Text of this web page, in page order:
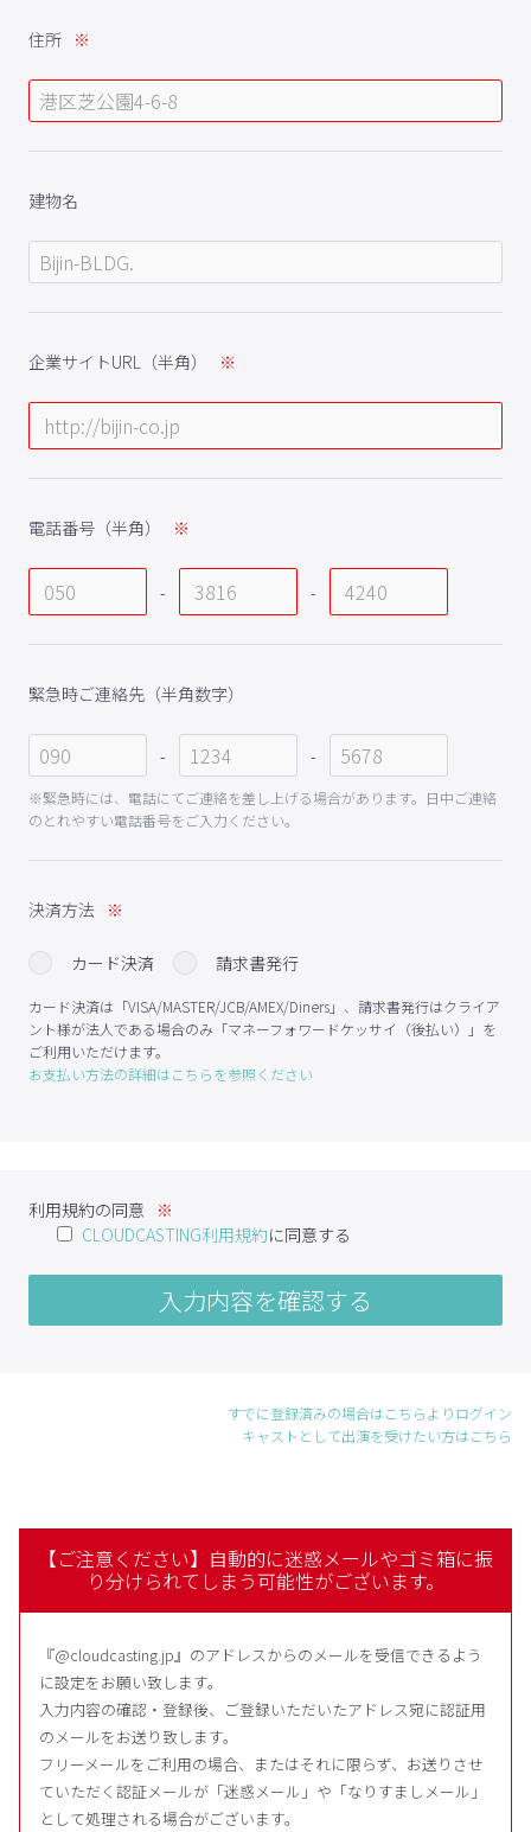
住所
建物名
企業サイトURL（半角）
電話番号（半角）
- -
緊急時ご連絡先（半角数字）
- -
※緊急時には、電話にてご連絡を差し上げる場合があります。日中ご連絡
のとれやすい電話番号をご入力ください。
決済方法
カード決済 請求書発行
カード決済は「VISA/MASTER/JCB/AMEX/Diners」、請求書発行はクライア
ント様が法人である場合のみ「マネーフォワードケッサイ（後払い）」を
ご利用いただけます。
お支払い方法の詳細はこちらを参照ください
利用規約の同意
CLOUDCASTING利用規約に同意する
入力内容を確認する
すでに登録済みの場合はこちらよりログイン
キャストとして出演を受けたい方はこちら
【ご注意ください】自動的に迷惑メールやゴミ箱に振
り分けられてしまう可能性がございます。
『@cloudcasting.jp』のアドレスからのメールを受信できるよう
に設定をお願い致します。
入力内容の確認・登録後、ご登録いただいたアドレス宛に認証用
のメールをお送り致します。
フリーメールをご利用の場合、またはそれに限らず、お送りさせ
ていただく認証メールが「迷惑メール」や「なりすましメール」
として処理される場合がございます。